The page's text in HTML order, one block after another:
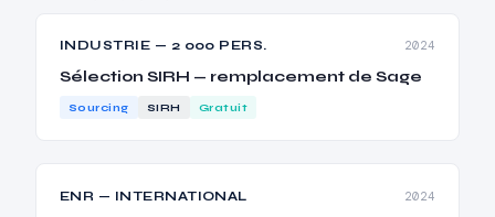
INDUSTRIE — 2 000 PERS. 2024
Sélection SIRH — remplacement de Sage
Sourcing SIRH Gratuit
ENR — INTERNATIONAL 2024